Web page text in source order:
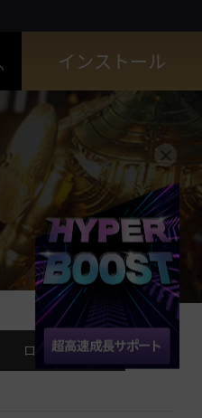
インストール
ログイン